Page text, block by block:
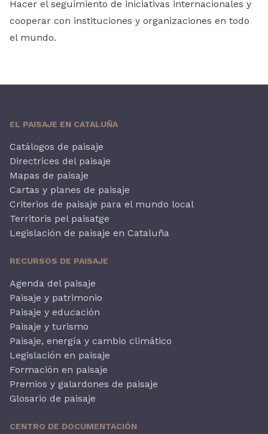
Hacer el seguimiento de iniciativas internacionales y
cooperar con instituciones y organizaciones en todo
el mundo.
EL PAISAJE EN CATALUÑA
Catálogos de paisaje
Directrices del paisaje
Mapas de paisaje
Cartas y planes de paisaje
Criterios de paisaje para el mundo local
Territoris pel paisatge
Legislación de paisaje en Cataluña
RECURSOS DE PAISAJE
Agenda del paisaje
Paisaje y patrimonio
Paisaje y educación
Paisaje y turismo
Paisaje, energía y cambio climático
Legislación en paisaje
Formación en paisaje
Premios y galardones de paisaje
Glosario de paisaje
CENTRO DE DOCUMENTACIÓN